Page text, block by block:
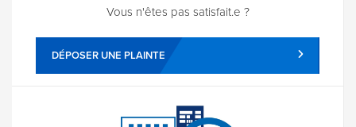
Vous n'êtes pas satisfait.e ?
DÉPOSER UNE PLAINTE